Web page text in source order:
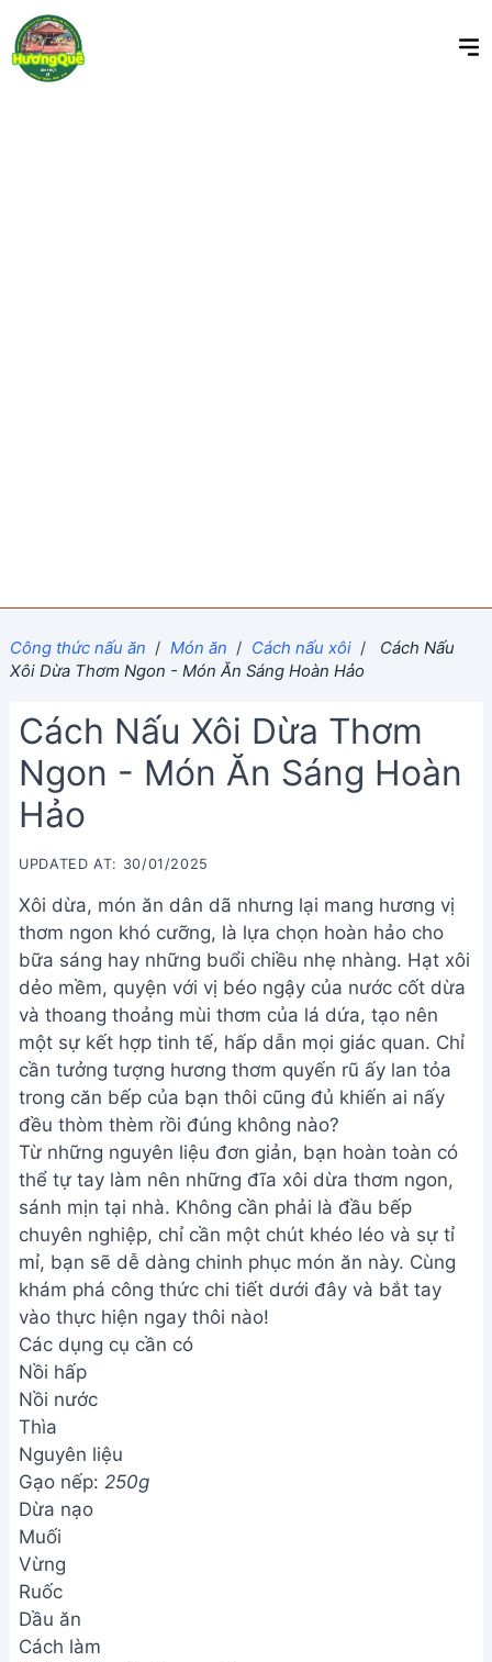
Công thức nấu ăn / Món ăn / Cách nấu xôi /
Cách Nấu
Xôi Dừa Thơm Ngon - Món Ăn Sáng Hoàn Hảo
Cách Nấu Xôi Dừa Thơm
Ngon - Món Ăn Sáng Hoàn
Hảo
UPDATED AT: 30/01/2025
Xôi dừa, món ăn dân dã nhưng lại mang hương vị
thơm ngon khó cưỡng, là lựa chọn hoàn hảo cho
bữa sáng hay những buổi chiều nhẹ nhàng. Hạt xôi
dẻo mềm, quyện với vị béo ngậy của nước cốt dừa
và thoang thoảng mùi thơm của lá dứa, tạo nên
một sự kết hợp tinh tế, hấp dẫn mọi giác quan. Chỉ
cần tưởng tượng hương thơm quyến rũ ấy lan tỏa
trong căn bếp của bạn thôi cũng đủ khiến ai nấy
đều thòm thèm rồi đúng không nào?
Từ những nguyên liệu đơn giản, bạn hoàn toàn có
thể tự tay làm nên những đĩa xôi dừa thơm ngon,
sánh mịn tại nhà. Không cần phải là đầu bếp
chuyên nghiệp, chỉ cần một chút khéo léo và sự tỉ
mỉ, bạn sẽ dễ dàng chinh phục món ăn này. Cùng
khám phá công thức chi tiết dưới đây và bắt tay
vào thực hiện ngay thôi nào!
Các dụng cụ cần có
Nồi hấp
Nồi nước
Thìa
Nguyên liệu
Gạo nếp: 250g
Dừa nạo
Muối
Vừng
Ruốc
Dầu ăn
Cách làm